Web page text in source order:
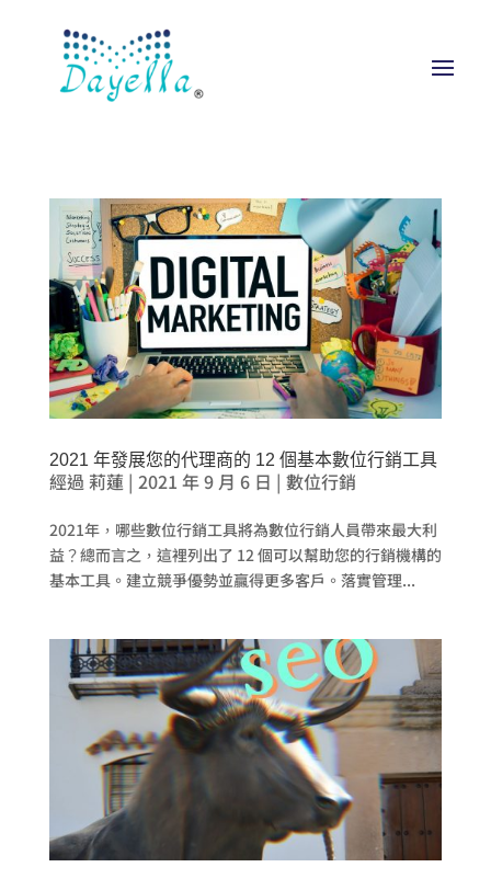
2021 年發展您的代理商的 12 個基本數位行銷工具
經過 莉蓮 | 2021 年 9 月 6 日 | 數位行銷
2021年，哪些數位行銷工具將為數位行銷人員帶來最大利
益？總而言之，這裡列出了 12 個可以幫助您的行銷機構的
基本工具。建立競爭優勢並贏得更多客戶。落實管理...